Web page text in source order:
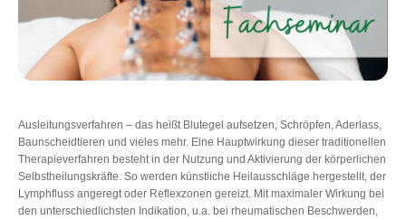
Ausleitungsverfahren – das heißt Blutegel aufsetzen, Schröpfen, Aderlass,
Baunscheidtieren und vieles mehr. Eine Hauptwirkung dieser traditionellen
Therapieverfahren besteht in der Nutzung und Aktivierung der körperlichen
Selbstheilungskräfte. So werden künstliche Heilausschläge hergestellt, der
Lymphfluss angeregt oder Reflexzonen gereizt. Mit maximaler Wirkung bei
den unterschiedlichsten Indikation, u.a. bei rheumatischen Beschwerden,